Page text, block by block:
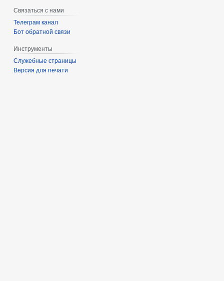
Связаться с нами
Телеграм канал
Бот обратной связи
Инструменты
Служебные страницы
Версия для печати